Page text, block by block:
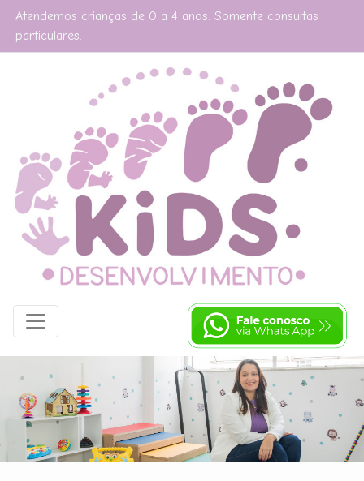
Atendemos crianças de 0 a 4 anos. Somente consultas
particulares.